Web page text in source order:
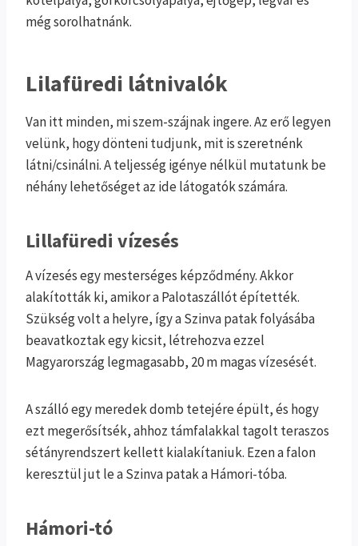
még sorolhatnánk.
Lilafüredi látnivalók
Van itt minden, mi szem-szájnak ingere. Az erő legyen
velünk, hogy dönteni tudjunk, mit is szeretnénk
látni/csinálni. A teljesség igénye nélkül mutatunk be
néhány lehetőséget az ide látogatók számára.
Lillafüredi vízesés
A vízesés egy mesterséges képződmény. Akkor
alakították ki, amikor a Palotaszállót építették.
Szükség volt a helyre, így a Szinva patak folyásába
beavatkoztak egy kicsit, létrehozva ezzel
Magyarország legmagasabb, 20 m magas vízesését.
A szálló egy meredek domb tetejére épült, és hogy
ezt megerősítsék, ahhoz támfalakkal tagolt teraszos
sétányrendszert kellett kialakítaniuk. Ezen a falon
keresztül jut le a Szinva patak a Hámori-tóba.
Hámori-tó